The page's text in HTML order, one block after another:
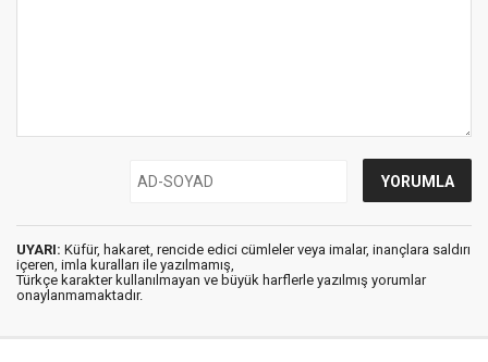
UYARI: Küfür, hakaret, rencide edici cümleler veya imalar, inançlara saldırı
içeren, imla kuralları ile yazılmamış,
Türkçe karakter kullanılmayan ve büyük harflerle yazılmış yorumlar
onaylanmamaktadır.